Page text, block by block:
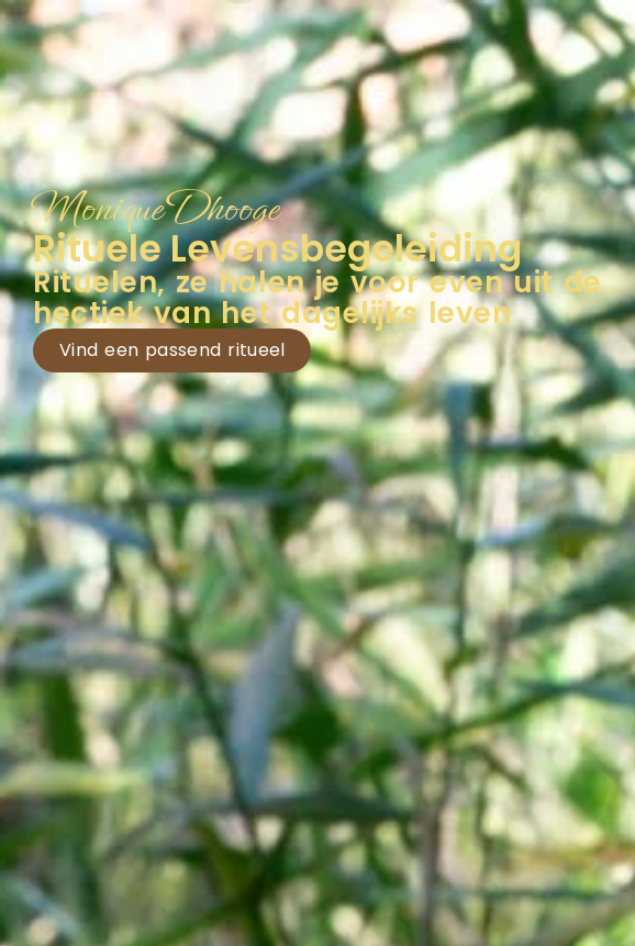
Levensbegeleiding
Monique Dhooge
Rituele Levensbegeleiding
Rituelen, ze halen je voor even uit de
hectiek van het dagelijks leven
Vind een passend ritueel